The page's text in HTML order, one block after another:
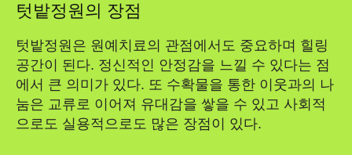
텃밭정원의 장점
텃밭정원은 원예치료의 관점에서도 중요하며 힐링
공간이 된다. 정신적인 안정감을 느낄 수 있다는 점
에서 큰 의미가 있다. 또 수확물을 통한 이웃과의 나
눔은 교류로 이어져 유대감을 쌓을 수 있고 사회적
으로도 실용적으로도 많은 장점이 있다.